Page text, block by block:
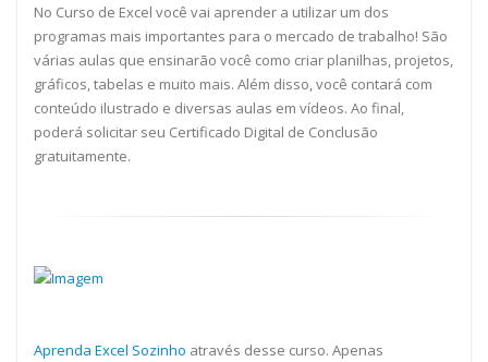
No Curso de Excel você vai aprender a utilizar um dos
programas mais importantes para o mercado de trabalho! São
várias aulas que ensinarão você como criar planilhas, projetos,
gráficos, tabelas e muito mais. Além disso, você contará com
conteúdo ilustrado e diversas aulas em vídeos. Ao final,
poderá solicitar seu Certificado Digital de Conclusão
gratuitamente.
Aprenda Excel Sozinho através desse curso. Apenas